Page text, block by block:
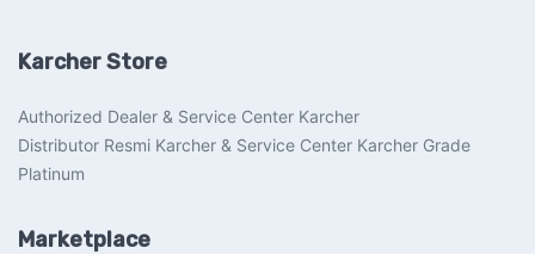
Karcher Store
Authorized Dealer & Service Center Karcher
Distributor Resmi Karcher & Service Center Karcher Grade
Platinum
Marketplace